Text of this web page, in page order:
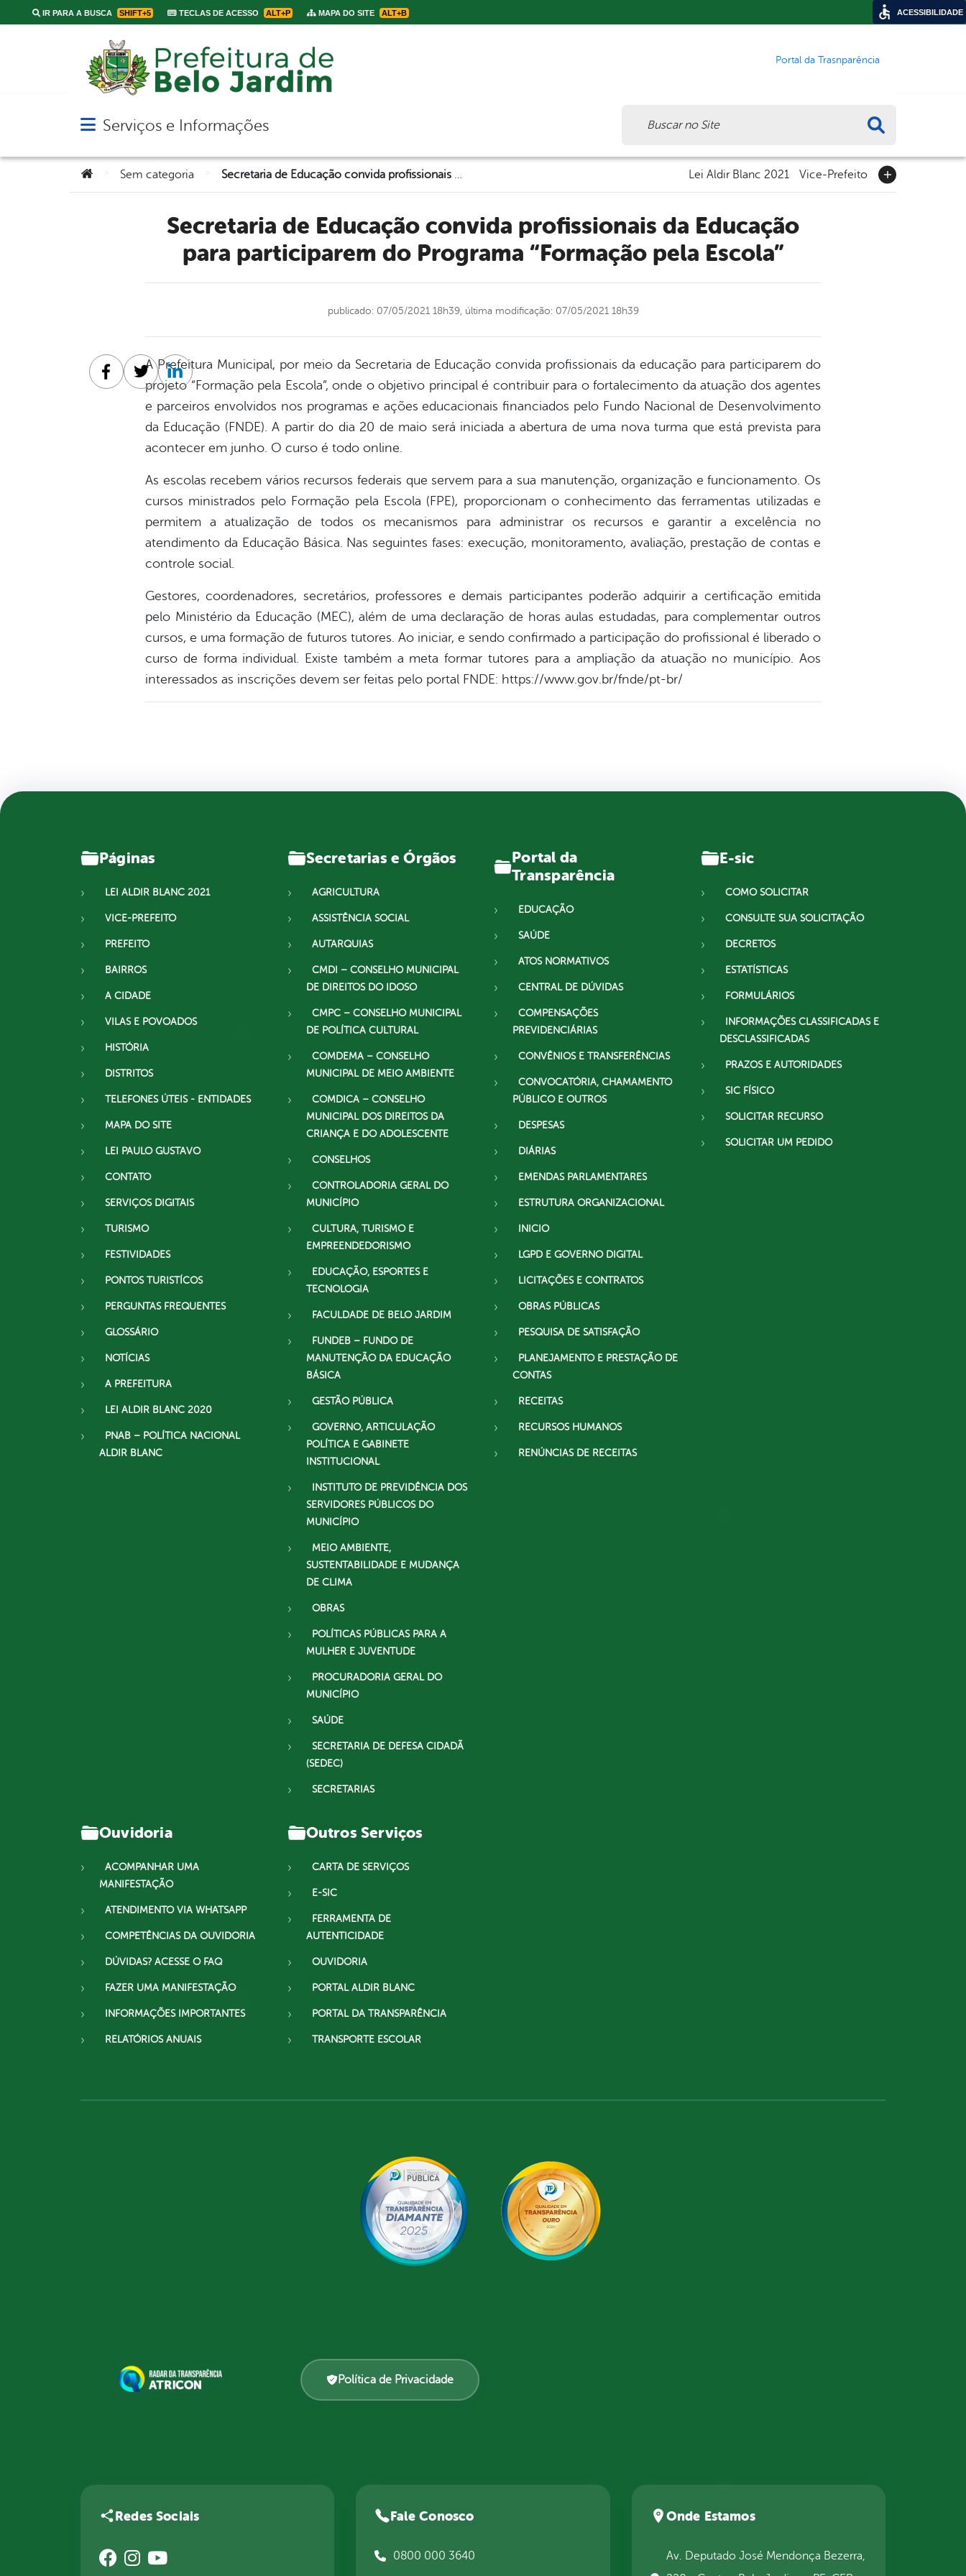
IR PARA A BUSCA SHIFT+5 TECLAS DE ACESSO ALT+P MAPA DO SITE ALT+B
Portal da Trasnparência
Abrir menu principal de navegação
Serviços e Informações
Você está aqui:Sem categoria Lei Aldir Blanc 2021 Vice-Prefeito
Secretaria de Educação convida profissionais da Educação
para participarem do Programa “Formação pela Escola”
publicado: 07/05/2021 18h39, última modificação: 07/05/2021 18h39
A Prefeitura Municipal, por meio da Secretaria de Educação convida profissionais da educação para participarem do
projeto “Formação pela Escola”, onde o objetivo principal é contribuir para o fortalecimento da atuação dos agentes
e parceiros envolvidos nos programas e ações educacionais financiados pelo Fundo Nacional de Desenvolvimento
da Educação (FNDE). A partir do dia 20 de maio será iniciada a abertura de uma nova turma que está prevista para
acontecer em junho. O curso é todo online.
As escolas recebem vários recursos federais que servem para a sua manutenção, organização e funcionamento. Os
cursos ministrados pelo Formação pela Escola (FPE), proporcionam o conhecimento das ferramentas utilizadas e
permitem a atualização de todos os mecanismos para administrar os recursos e garantir a excelência no
atendimento da Educação Básica. Nas seguintes fases: execução, monitoramento, avaliação, prestação de contas e
controle social.
Gestores, coordenadores, secretários, professores e demais participantes poderão adquirir a certificação emitida
pelo Ministério da Educação (MEC), além de uma declaração de horas aulas estudadas, para complementar outros
cursos, e uma formação de futuros tutores. Ao iniciar, e sendo confirmado a participação do profissional é liberado o
curso de forma individual. Existe também a meta formar tutores para a ampliação da atuação no município. Aos
interessados as inscrições devem ser feitas pelo portal FNDE: https://www.gov.br/fnde/pt-br/
Facebook
TwitterLinkedin
Páginas
LEI ALDIR BLANC 2021
VICE-PREFEITO
PREFEITO
BAIRROS
A CIDADE
VILAS E POVOADOS
HISTÓRIA
DISTRITOS
TELEFONES ÚTEIS - ENTIDADES
MAPA DO SITE
LEI PAULO GUSTAVO
CONTATO
SERVIÇOS DIGITAIS
TURISMO
FESTIVIDADES
PONTOS TURISTÍCOS
PERGUNTAS FREQUENTES
GLOSSÁRIO
NOTÍCIAS
A PREFEITURA
LEI ALDIR BLANC 2020
PNAB – POLÍTICA NACIONAL
ALDIR BLANC
Secretarias e Órgãos
AGRICULTURA
ASSISTÊNCIA SOCIAL
AUTARQUIAS
CMDI – CONSELHO MUNICIPAL
DE DIREITOS DO IDOSO
CMPC – CONSELHO MUNICIPAL
DE POLÍTICA CULTURAL
COMDEMA – CONSELHO
MUNICIPAL DE MEIO AMBIENTE
COMDICA – CONSELHO
MUNICIPAL DOS DIREITOS DA
CRIANÇA E DO ADOLESCENTE
CONSELHOS
CONTROLADORIA GERAL DO
MUNICÍPIO
CULTURA, TURISMO E
EMPREENDEDORISMO
EDUCAÇÃO, ESPORTES E
TECNOLOGIA
FACULDADE DE BELO JARDIM
FUNDEB – FUNDO DE
MANUTENÇÃO DA EDUCAÇÃO
BÁSICA
GESTÃO PÚBLICA
GOVERNO, ARTICULAÇÃO
POLÍTICA E GABINETE
INSTITUCIONAL
INSTITUTO DE PREVIDÊNCIA DOS
SERVIDORES PÚBLICOS DO
MUNICÍPIO
MEIO AMBIENTE,
SUSTENTABILIDADE E MUDANÇA
DE CLIMA
OBRAS
POLÍTICAS PÚBLICAS PARA A
MULHER E JUVENTUDE
PROCURADORIA GERAL DO
MUNICÍPIO
SAÚDE
SECRETARIA DE DEFESA CIDADÃ
(SEDEC)
SECRETARIAS
Portal da
Transparência
EDUCAÇÃO
SAÚDE
ATOS NORMATIVOS
CENTRAL DE DÚVIDAS
COMPENSAÇÕES
PREVIDENCIÁRIAS
CONVÊNIOS E TRANSFERÊNCIAS
CONVOCATÓRIA, CHAMAMENTO
PÚBLICO E OUTROS
DESPESAS
DIÁRIAS
EMENDAS PARLAMENTARES
ESTRUTURA ORGANIZACIONAL
INICIO
LGPD E GOVERNO DIGITAL
LICITAÇÕES E CONTRATOS
OBRAS PÚBLICAS
PESQUISA DE SATISFAÇÃO
PLANEJAMENTO E PRESTAÇÃO DE
CONTAS
RECEITAS
RECURSOS HUMANOS
RENÚNCIAS DE RECEITAS
E-sic
COMO SOLICITAR
CONSULTE SUA SOLICITAÇÃO
DECRETOS
ESTATÍSTICAS
FORMULÁRIOS
INFORMAÇÕES CLASSIFICADAS E
DESCLASSIFICADAS
PRAZOS E AUTORIDADES
SIC FÍSICO
SOLICITAR RECURSO
SOLICITAR UM PEDIDO
Ouvidoria
ACOMPANHAR UMA
MANIFESTAÇÃO
ATENDIMENTO VIA WHATSAPP
COMPETÊNCIAS DA OUVIDORIA
DÚVIDAS? ACESSE O FAQ
FAZER UMA MANIFESTAÇÃO
INFORMAÇÕES IMPORTANTES
RELATÓRIOS ANUAIS
Outros Serviços
CARTA DE SERVIÇOS
E-SIC
FERRAMENTA DE
AUTENTICIDADE
OUVIDORIA
PORTAL ALDIR BLANC
PORTAL DA TRANSPARÊNCIA
TRANSPORTE ESCOLAR
Política de Privacidade
Redes Sociais Fale Conosco
0800 000 3640
Onde Estamos
Av. Deputado José Mendonça Bezerra,
ACESSIBILIDADE